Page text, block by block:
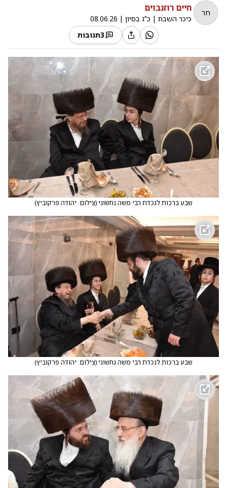
חר חיים רוזנבוים
כיכר השבת | כ"ג בסיון |
08.06.26
3תגובות
שבע ברכות לנכדת רבי משה נחשוני(צילום: יהודה פרקוביץ)
שבע ברכות לנכדת רבי משה נחשוני(צילום: יהודה פרקוביץ)